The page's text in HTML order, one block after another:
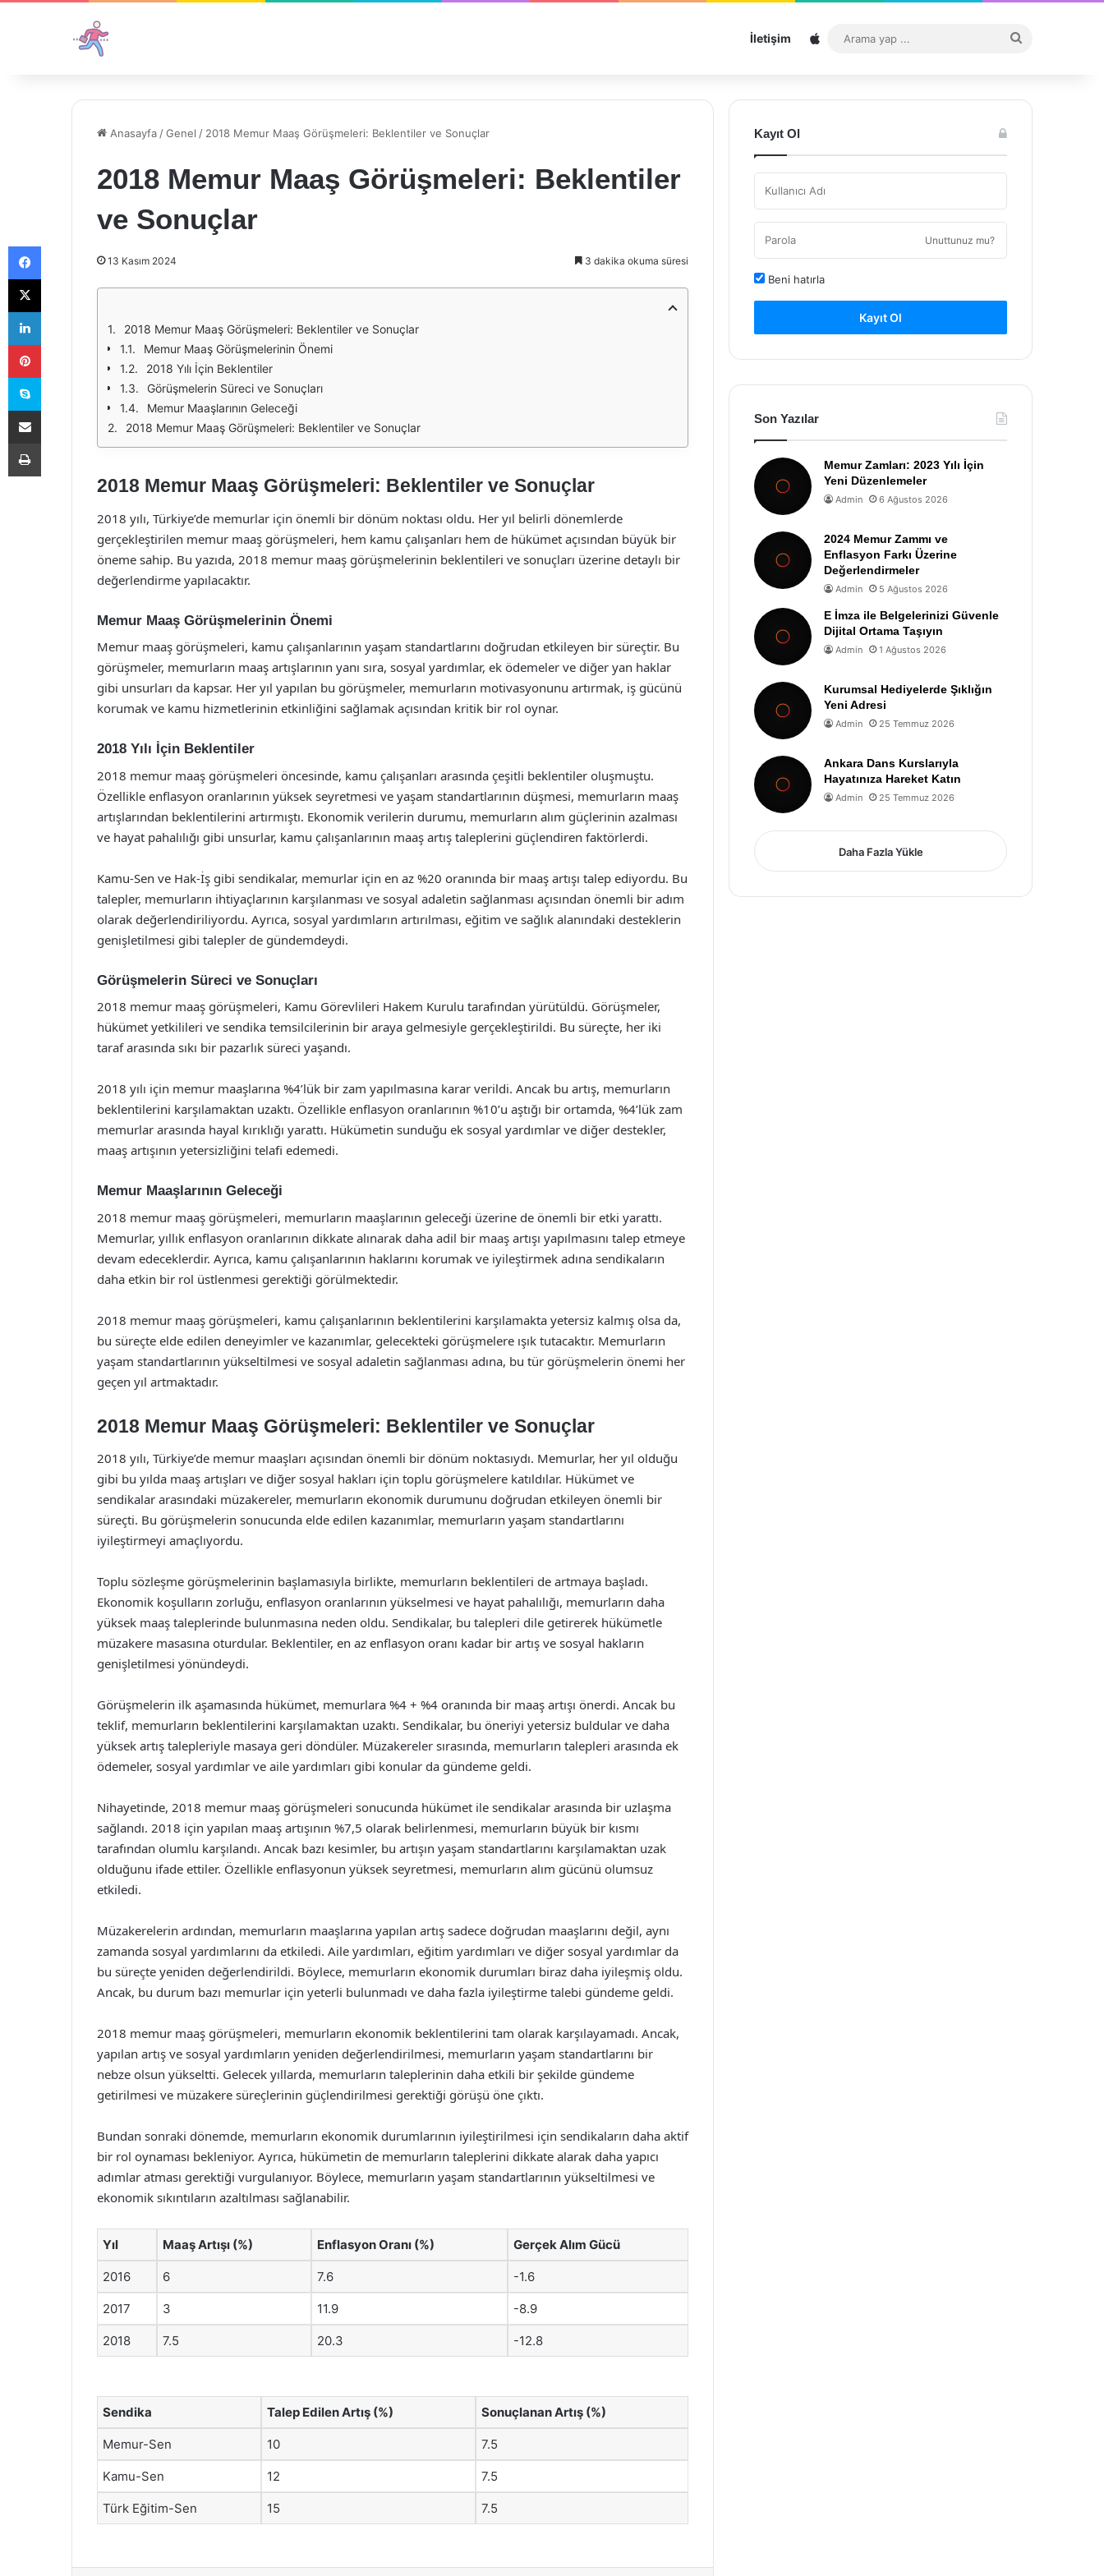
İletişim Sitemap
...
Anasayfa /Genel / 2018 Memur Maaş Görüşmeleri: Beklentiler ve Sonuçlar
2018 Memur Maaş Görüşmeleri: Beklentiler
ve Sonuçlar
13 Kasım 2024 3 dakika okuma süresi
2018 Memur Maaş Görüşmeleri: Beklentiler ve Sonuçlar
Memur Maaş Görüşmelerinin Önemi
2018 Yılı İçin Beklentiler
Görüşmelerin Süreci ve Sonuçları
Memur Maaşlarının Geleceği
2018 Memur Maaş Görüşmeleri: Beklentiler ve Sonuçlar
2018 Memur Maaş Görüşmeleri: Beklentiler ve Sonuçlar
2018 yılı, Türkiye’de memurlar için önemli bir dönüm noktası oldu. Her yıl belirli dönemlerde
gerçekleştirilen memur maaş görüşmeleri, hem kamu çalışanları hem de hükümet açısından büyük bir
öneme sahip. Bu yazıda, 2018 memur maaş görüşmelerinin beklentileri ve sonuçları üzerine detaylı bir
değerlendirme yapılacaktır.
Memur Maaş Görüşmelerinin Önemi
Memur maaş görüşmeleri, kamu çalışanlarının yaşam standartlarını doğrudan etkileyen bir süreçtir. Bu
görüşmeler, memurların maaş artışlarının yanı sıra, sosyal yardımlar, ek ödemeler ve diğer yan haklar
gibi unsurları da kapsar. Her yıl yapılan bu görüşmeler, memurların motivasyonunu artırmak, iş gücünü
korumak ve kamu hizmetlerinin etkinliğini sağlamak açısından kritik bir rol oynar.
2018 Yılı İçin Beklentiler
2018 memur maaş görüşmeleri öncesinde, kamu çalışanları arasında çeşitli beklentiler oluşmuştu.
Özellikle enflasyon oranlarının yüksek seyretmesi ve yaşam standartlarının düşmesi, memurların maaş
artışlarından beklentilerini artırmıştı. Ekonomik verilerin durumu, memurların alım güçlerinin azalması
ve hayat pahalılığı gibi unsurlar, kamu çalışanlarının maaş artış taleplerini güçlendiren faktörlerdi.
Kamu-Sen ve Hak-İş gibi sendikalar, memurlar için en az %20 oranında bir maaş artışı talep ediyordu. Bu
talepler, memurların ihtiyaçlarının karşılanması ve sosyal adaletin sağlanması açısından önemli bir adım
olarak değerlendiriliyordu. Ayrıca, sosyal yardımların artırılması, eğitim ve sağlık alanındaki desteklerin
genişletilmesi gibi talepler de gündemdeydi.
Görüşmelerin Süreci ve Sonuçları
2018 memur maaş görüşmeleri, Kamu Görevlileri Hakem Kurulu tarafından yürütüldü. Görüşmeler,
hükümet yetkilileri ve sendika temsilcilerinin bir araya gelmesiyle gerçekleştirildi. Bu süreçte, her iki
taraf arasında sıkı bir pazarlık süreci yaşandı.
2018 yılı için memur maaşlarına %4’lük bir zam yapılmasına karar verildi. Ancak bu artış, memurların
beklentilerini karşılamaktan uzaktı. Özellikle enflasyon oranlarının %10’u aştığı bir ortamda, %4’lük zam
memurlar arasında hayal kırıklığı yarattı. Hükümetin sunduğu ek sosyal yardımlar ve diğer destekler,
maaş artışının yetersizliğini telafi edemedi.
Memur Maaşlarının Geleceği
2018 memur maaş görüşmeleri, memurların maaşlarının geleceği üzerine de önemli bir etki yarattı.
Memurlar, yıllık enflasyon oranlarının dikkate alınarak daha adil bir maaş artışı yapılmasını talep etmeye
devam edeceklerdir. Ayrıca, kamu çalışanlarının haklarını korumak ve iyileştirmek adına sendikaların
daha etkin bir rol üstlenmesi gerektiği görülmektedir.
2018 memur maaş görüşmeleri, kamu çalışanlarının beklentilerini karşılamakta yetersiz kalmış olsa da,
bu süreçte elde edilen deneyimler ve kazanımlar, gelecekteki görüşmelere ışık tutacaktır. Memurların
yaşam standartlarının yükseltilmesi ve sosyal adaletin sağlanması adına, bu tür görüşmelerin önemi her
geçen yıl artmaktadır.
2018 Memur Maaş Görüşmeleri: Beklentiler ve Sonuçlar
2018 yılı, Türkiye’de memur maaşları açısından önemli bir dönüm noktasıydı. Memurlar, her yıl olduğu
gibi bu yılda maaş artışları ve diğer sosyal hakları için toplu görüşmelere katıldılar. Hükümet ve
sendikalar arasındaki müzakereler, memurların ekonomik durumunu doğrudan etkileyen önemli bir
süreçti. Bu görüşmelerin sonucunda elde edilen kazanımlar, memurların yaşam standartlarını
iyileştirmeyi amaçlıyordu.
Toplu sözleşme görüşmelerinin başlamasıyla birlikte, memurların beklentileri de artmaya başladı.
Ekonomik koşulların zorluğu, enflasyon oranlarının yükselmesi ve hayat pahalılığı, memurların daha
yüksek maaş taleplerinde bulunmasına neden oldu. Sendikalar, bu talepleri dile getirerek hükümetle
müzakere masasına oturdular. Beklentiler, en az enflasyon oranı kadar bir artış ve sosyal hakların
genişletilmesi yönündeydi.
Görüşmelerin ilk aşamasında hükümet, memurlara %4 + %4 oranında bir maaş artışı önerdi. Ancak bu
teklif, memurların beklentilerini karşılamaktan uzaktı. Sendikalar, bu öneriyi yetersiz buldular ve daha
yüksek artış talepleriyle masaya geri döndüler. Müzakereler sırasında, memurların talepleri arasında ek
ödemeler, sosyal yardımlar ve aile yardımları gibi konular da gündeme geldi.
Nihayetinde, 2018 memur maaş görüşmeleri sonucunda hükümet ile sendikalar arasında bir uzlaşma
sağlandı. 2018 için yapılan maaş artışının %7,5 olarak belirlenmesi, memurların büyük bir kısmı
tarafından olumlu karşılandı. Ancak bazı kesimler, bu artışın yaşam standartlarını karşılamaktan uzak
olduğunu ifade ettiler. Özellikle enflasyonun yüksek seyretmesi, memurların alım gücünü olumsuz
etkiledi.
Müzakerelerin ardından, memurların maaşlarına yapılan artış sadece doğrudan maaşlarını değil, aynı
zamanda sosyal yardımlarını da etkiledi. Aile yardımları, eğitim yardımları ve diğer sosyal yardımlar da
bu süreçte yeniden değerlendirildi. Böylece, memurların ekonomik durumları biraz daha iyileşmiş oldu.
Ancak, bu durum bazı memurlar için yeterli bulunmadı ve daha fazla iyileştirme talebi gündeme geldi.
2018 memur maaş görüşmeleri, memurların ekonomik beklentilerini tam olarak karşılayamadı. Ancak,
yapılan artış ve sosyal yardımların yeniden değerlendirilmesi, memurların yaşam standartlarını bir
nebze olsun yükseltti. Gelecek yıllarda, memurların taleplerinin daha etkili bir şekilde gündeme
getirilmesi ve müzakere süreçlerinin güçlendirilmesi gerektiği görüşü öne çıktı.
Bundan sonraki dönemde, memurların ekonomik durumlarının iyileştirilmesi için sendikaların daha aktif
bir rol oynaması bekleniyor. Ayrıca, hükümetin de memurların taleplerini dikkate alarak daha yapıcı
adımlar atması gerektiği vurgulanıyor. Böylece, memurların yaşam standartlarının yükseltilmesi ve
ekonomik sıkıntıların azaltılması sağlanabilir.
Yıl Maaş Artışı (%) Enflasyon Oranı (%) Gerçek Alım Gücü
2016 6 7.6 -1.6
2017 3 11.9 -8.9
2018 7.5 20.3 -12.8
Sendika Talep Edilen Artış (%) Sonuçlanan Artış (%)
Memur-Sen 10 7.5
Kamu-Sen 12 7.5
Türk Eğitim-Sen 15 7.5
Kayıt Ol
Unuttunuz mu?
Beni hatırla
Kayıt Ol
Son Yazılar
Memur Zamları: 2023 Yılı İçin
Yeni Düzenlemeler
Admin 6 Ağustos 2026
2024 Memur Zammı ve
Enflasyon Farkı Üzerine
Değerlendirmeler
Admin 5 Ağustos 2026
E İmza ile Belgelerinizi Güvenle
Dijital Ortama Taşıyın
Admin 1 Ağustos 2026
Kurumsal Hediyelerde Şıklığın
Yeni Adresi
Admin 25 Temmuz 2026
Ankara Dans Kurslarıyla
Hayatınıza Hareket Katın
Admin 25 Temmuz 2026
Daha Fazla Yükle
Facebook
X
LinkedIn
Pinterest
Skype
E-Posta ile paylaş